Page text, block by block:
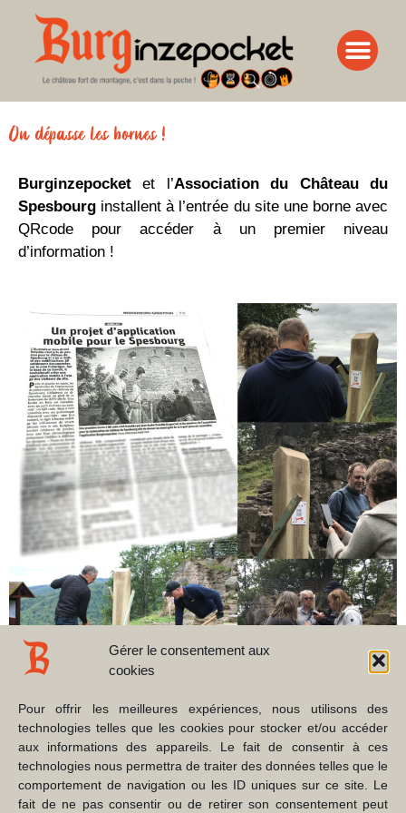
Gérer le consentement aux
cookies
Pour offrir les meilleures expériences, nous utilisons des
technologies telles que les cookies pour stocker et/ou accéder
aux informations des appareils. Le fait de consentir à ces
technologies nous permettra de traiter des données telles que le
comportement de navigation ou les ID uniques sur ce site. Le
fait de ne pas consentir ou de retirer son consentement peut
On dépasse les bornes !
Burginzepocket et l’Association du Château du
Spesbourg installent à l’entrée du site une borne avec
QRcode pour accéder à un premier niveau
d’information !
Partagez cet article